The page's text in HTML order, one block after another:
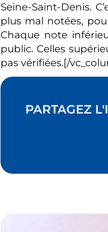
Seine-Saint-Denis.
plus mal notées,
Chaque note
public. Celles
pas vérifiées.[/
PARTAGEZ